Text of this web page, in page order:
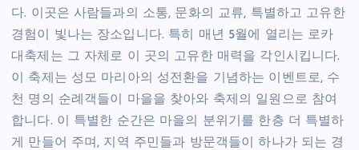
다. 이곳은 사람들과의 소통, 문화의 교류, 특별하고 고유한
경험이 빛나는 장소입니다. 특히 매년 5월에 열리는 로카
대축제는 그 자체로 이 곳의 고유한 매력을 각인시킵니다.
이 축제는 성모 마리아의 성전환을 기념하는 이벤트로, 수
천 명의 순례객들이 마을을 찾아와 축제의 일원으로 참여
합니다. 이 특별한 순간은 마을의 분위기를 한층 더 특별하
게 만들어 주며, 지역 주민들과 방문객들이 하나가 되는 경